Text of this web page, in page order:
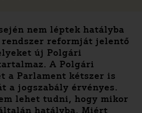
nem léptek hatályba
rendszer reformját jelentő
új Polgári
A Polgári
a Parlament kétszer is
a jogszabály érvényes.
lehet tudni, hogy mikor
hatályba. Miért